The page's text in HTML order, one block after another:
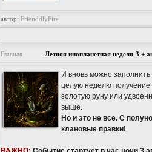
автор: FrienddlyFire
Главная Летняя инопланетная неделя-3 +
И вновь можно
целую неделю получение
золотую руну или
выше.
Но и это не все. С
клановые правки!